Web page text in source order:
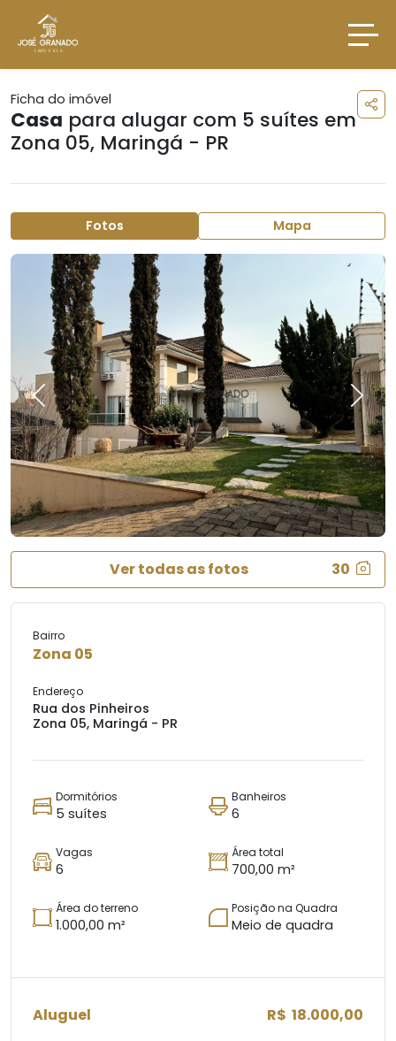
Ficha do imóvel
Casa para alugar com 5 suítes em
Zona 05, Maringá - PR
Fotos Mapa
Previous Next
Ver todas as fotos 30
Bairro
Zona 05
Endereço
Rua dos Pinheiros
Zona 05, Maringá - PR
Dormitórios
5 suítes
Banheiros
6
Vagas
6
Área total
700,00 m²
Área do terreno
1.000,00 m²
Posição na Quadra
Meio de quadra
Aluguel R$ 18.000,00